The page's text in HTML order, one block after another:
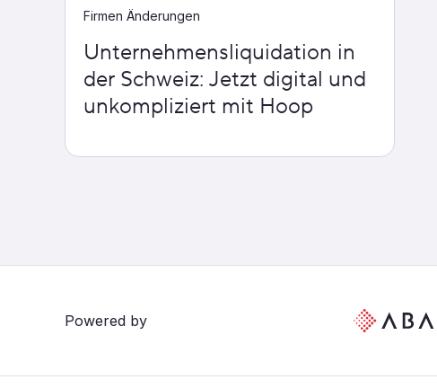
Firmen Änderungen
Unternehmensliquidation in
der Schweiz: Jetzt digital und
unkompliziert mit Hoop
Powered by